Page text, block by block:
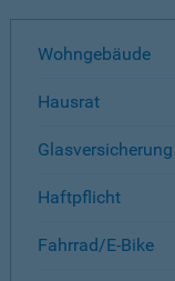
Wohngebäude
Hausrat
Glasversicherung
Haftpflicht
Fahrrad/E-Bike